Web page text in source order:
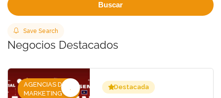
Buscar
Save Search
Negocios Destacados
AGENCIAS DE
MARKETING
Destacada